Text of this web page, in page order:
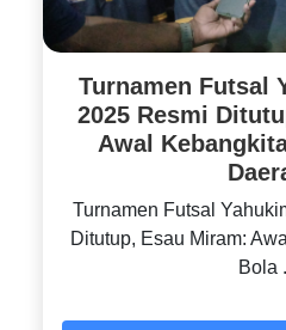
Turnamen Futsal
2025 Resmi
Awal
Turnamen Futsal
Ditutup, Esau Miram:
Bola